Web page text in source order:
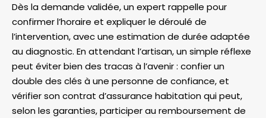
Dès la demande validée, un expert rappelle pour
confirmer l’horaire et expliquer le déroulé de
l’intervention, avec une estimation de durée adaptée
au diagnostic. En attendant l’artisan, un simple réflexe
peut éviter bien des tracas à l’avenir : confier un
double des clés à une personne de confiance, et
vérifier son contrat d’assurance habitation qui peut,
selon les garanties, participer au remboursement de